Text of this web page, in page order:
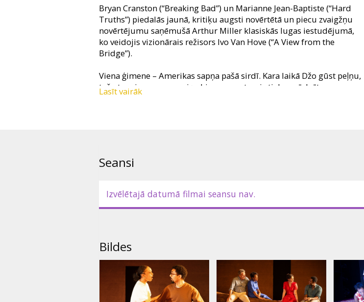
Bryan Cranston (“Breaking Bad”) un Marianne Jean-Baptiste (“Hard
Truths”) piedalās jaunā, kritiķu augsti novērtētā un piecu zvaigžņu
novērtējumu saņēmušā Arthur Miller klasiskās lugas iestudējumā,
ko veidojis vizionārais režisors Ivo Van Hove (“A View from the
Bridge”).
Viena ģimene – Amerikas sapņa pašā sirdī. Kara laikā Džo gūst peļņu,
taču tam ir sava cena: viņa biznesa partneris tiek apsūdzēts
noziedzīgos ražošanas darījumos, bet vecākais dēls pazūd karā. Vai
Lasīt vairāk
Seansi
Izvēlētajā datumā filmai seansu nav.
Bildes